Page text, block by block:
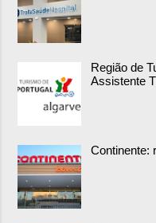
Região de
Assistente
Continente: